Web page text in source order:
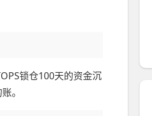
锁仓100天的资金沉
。